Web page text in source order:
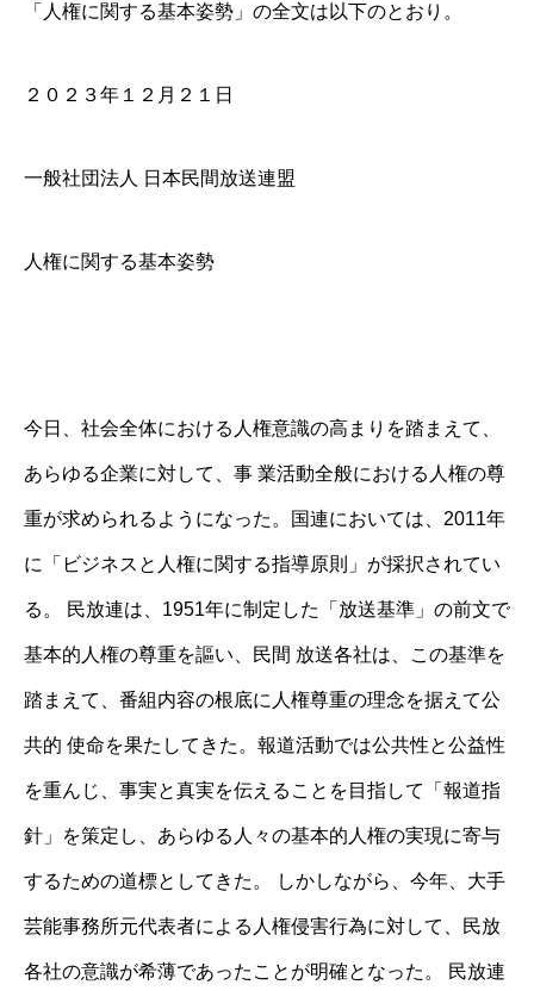
「人権に関する基本姿勢」の全文は以下のとおり。
２０２３年１２月２１日
一般社団法人 日本民間放送連盟
人権に関する基本姿勢
今日、社会全体における人権意識の高まりを踏まえて、
あらゆる企業に対して、事 業活動全般における人権の尊
重が求められるようになった。国連においては、2011年
に「ビジネスと人権に関する指導原則」が採択されてい
る。 民放連は、1951年に制定した「放送基準」の前文で
基本的人権の尊重を謳い、民間 放送各社は、この基準を
踏まえて、番組内容の根底に人権尊重の理念を据えて公
共的 使命を果たしてきた。報道活動では公共性と公益性
を重んじ、事実と真実を伝えることを目指して「報道指
針」を策定し、あらゆる人々の基本的人権の実現に寄与
するための道標としてきた。 しかしながら、今年、大手
芸能事務所元代表者による人権侵害行為に対して、民放
各社の意識が希薄であったことが明確となった。 民放連